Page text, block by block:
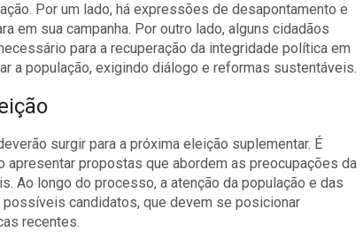
Por um lado, há expressões de desapontamento e
em sua campanha. Por outro lado, alguns cidadãos
para a recuperação da integridade política em
a população, exigindo diálogo e reformas sustentáveis.
surgir para a próxima eleição suplementar. É
propostas que abordem as preocupações da
Ao longo do processo, a atenção da população e das
candidatos, que devem se posicionar
recentes.